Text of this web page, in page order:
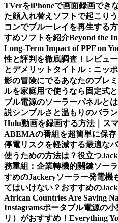
TVerをiPhoneで画面録画でき
た顔入れ替えソフトで起こり
コンでブルーレイを再生する
すめソフトを紹介Beyond the
Long-Term Impact of PPF on
性と評判を徹底調査！レビュ
とデメリット タイトル：ニッ
影の冒険にでるあなたのプレ
ルを家庭用で使うなら固定式
ブル電源のソーラーパネルと
説シンプルさと温もりのバラ
Hulu動画を録画する方法｜ス
ABEMAの番組を超簡単に保存
停電リスクを軽減する最適な
使うための方法は？役立つ
務重組：企業轉機的關鍵ソー
すめのJackeryソーラー発電機
てはいけない？おすすめの
African Countries Are Saving
Instagramsポータブル電源の
リ）がおすすめ！ Everything